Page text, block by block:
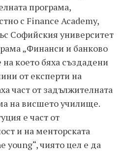
програма,
с Finance Academy,
Софийския университет
„Финанси и банково
на което бяха създадени
от експерти на
част от задължителната
на висшето училище.
е част от
и на менторската
young“, чиято цел е да